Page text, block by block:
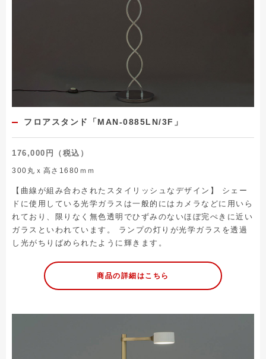
フロアスタンド「MAN-0885LN/3F」
176,000円（税込）
300丸ｘ高さ1680ｍｍ
【曲線が組み合わされたスタイリッシュなデザイン】 シェー
ドに使用している光学ガラスは一般的にはカメラなどに用いら
れており、限りなく無色透明でひずみのないほぼ完ぺきに近い
ガラスといわれています。 ランプの灯りが光学ガラスを透過
し光がちりばめられたように輝きます。
商品の詳細はこちら